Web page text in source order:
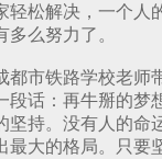
轻松解决，一个人
么努力了。
市铁路学校老师
段话：再牛掰的梦
坚持。没有人的命
最大的格局。只要